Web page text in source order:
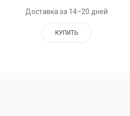
Доставка за 14–20 дней
КУПИТЬ